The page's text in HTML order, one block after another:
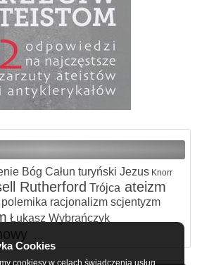
Bóg Całun turyński JezusKnorr
Rutherford Trójca ateizm
polemika racjonalizmscjentyzm
Łukasz Wybrańczyk
Cookies